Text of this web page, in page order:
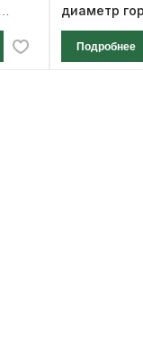
диаметр
см, высота
Подробнее